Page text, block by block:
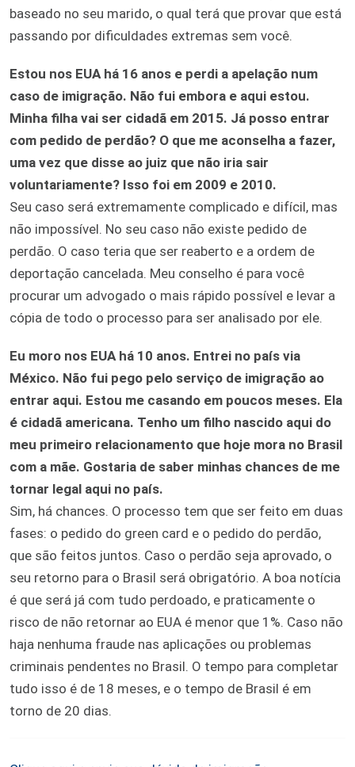
baseado no seu marido, o qual terá que provar que está
passando por dificuldades extremas sem você.
Estou nos EUA há 16 anos e perdi a apelação num
caso de imigração. Não fui embora e aqui estou.
Minha filha vai ser cidadã em 2015. Já posso entrar
com pedido de perdão? O que me aconselha a fazer,
uma vez que disse ao juiz que não iria sair
voluntariamente? Isso foi em 2009 e 2010.
Seu caso será extremamente complicado e difícil, mas
não impossível. No seu caso não existe pedido de
perdão. O caso teria que ser reaberto e a ordem de
deportação cancelada. Meu conselho é para você
procurar um advogado o mais rápido possível e levar a
cópia de todo o processo para ser analisado por ele.
Eu moro nos EUA há 10 anos. Entrei no país via
México. Não fui pego pelo serviço de imigração ao
entrar aqui. Estou me casando em poucos meses. Ela
é cidadã americana. Tenho um filho nascido aqui do
meu primeiro relacionamento que hoje mora no Brasil
com a mãe. Gostaria de saber minhas chances de me
tornar legal aqui no país.
Sim, há chances. O processo tem que ser feito em duas
fases: o pedido do green card e o pedido do perdão,
que são feitos juntos. Caso o perdão seja aprovado, o
seu retorno para o Brasil será obrigatório. A boa notícia
é que será já com tudo perdoado, e praticamente o
risco de não retornar ao EUA é menor que 1%. Caso não
haja nenhuma fraude nas aplicações ou problemas
criminais pendentes no Brasil. O tempo para completar
tudo isso é de 18 meses, e o tempo de Brasil é em
torno de 20 dias.